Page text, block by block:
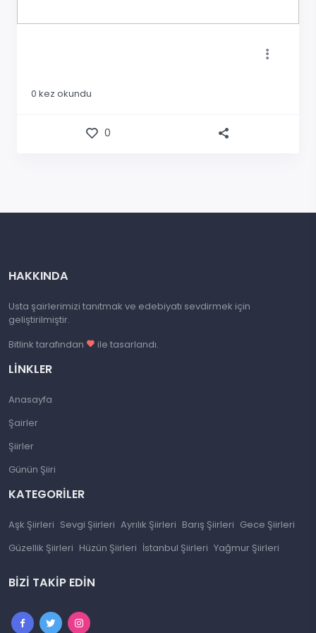
0 kez okundu
0
HAKKINDA
Usta şairlerimizi tanıtmak ve edebiyatı sevdirmek için
geliştirilmiştir.
Bitlink tarafından
ile tasarlandı.
LINKLER
Anasayfa
Şairler
Şiirler
Günün Şiiri
KATEGORILER
Aşk Şiirleri Sevgi Şiirleri Ayrılık Şiirleri Barış Şiirleri Gece Şiirleri
Güzellik Şiirleri Hüzün Şiirleri İstanbul Şiirleri Yağmur Şiirleri
BIZI TAKIP EDIN